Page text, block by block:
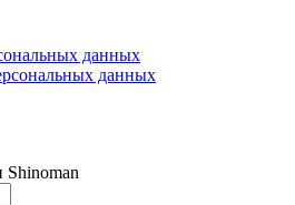
данных
данных
Shinoman